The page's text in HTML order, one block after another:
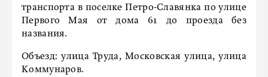
транспорта в поселке Петро-Славянка по улице
Первого Мая от дома 61 до проезда без
названия.
Объезд: улица Труда, Московская улица, улица
Коммунаров.